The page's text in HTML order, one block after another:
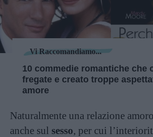
Vi Raccomandiamo...
10 commedie romantiche che
fregate e creato troppe
amore
Naturalmente una relazione
anche sul sesso, per cui